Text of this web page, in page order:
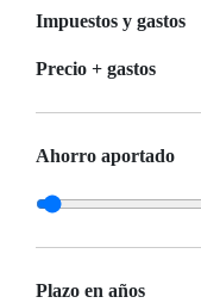
Impuestos y gastos
Precio + gastos
Ahorro aportado
Plazo en años